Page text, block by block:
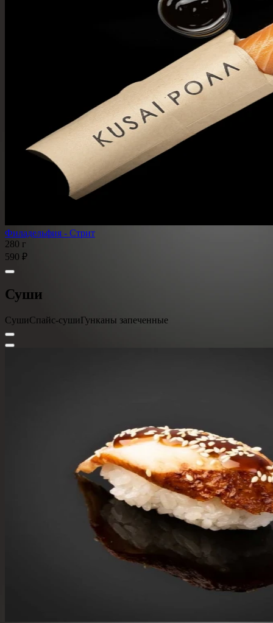
Филадельфия - Стрит
280 г
590 ₽
Суши
СушиСпайс-сушиГунканы запеченные